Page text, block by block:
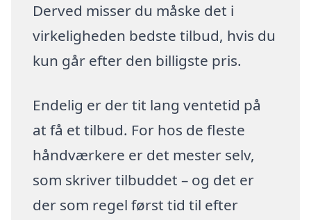
Derved misser du måske det i
virkeligheden bedste tilbud, hvis du
kun går efter den billigste pris.
Endelig er der tit lang ventetid på
at få et tilbud. For hos de fleste
håndværkere er det mester selv,
som skriver tilbuddet – og det er
der som regel først tid til efter